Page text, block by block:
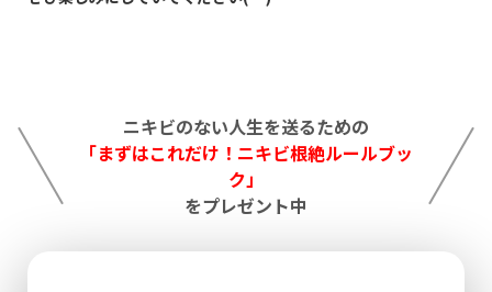
ニキビのない人生を送るための
「まずはこれだけ！ニキビ根絶ルールブッ
ク」
をプレゼント中